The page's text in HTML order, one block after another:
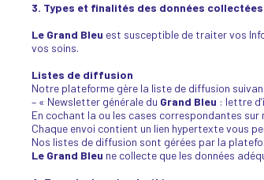
3. Types et finalités des données collectées
Le Grand Bleu est susceptible de traiter vos
vos soins.
Listes de diffusion
Notre plateforme gère la liste de diffusion
– « Newsletter générale du Grand Bleu : lettre
En cochant la ou les cases correspondantes
Chaque envoi contient un lien hypertexte vous
Nos listes de diffusion sont gérées par la
Le Grand Bleu ne collecte que les données